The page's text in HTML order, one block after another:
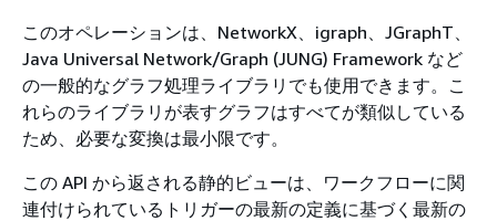
このオペレーションは、NetworkX、igraph、JGraphT、
Java Universal Network/Graph (JUNG) Framework など
の一般的なグラフ処理ライブラリでも使用できます。こ
れらのライブラリが表すグラフはすべてが類似している
ため、必要な変換は最小限です。
この API から返される静的ビューは、ワークフローに関
連付けられているトリガーの最新の定義に基づく最新の